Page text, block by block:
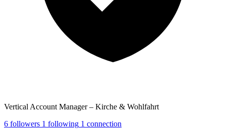
Vertical Account Manager – Kirche & Wohlfahrt
6 followers 1 following 1 connection